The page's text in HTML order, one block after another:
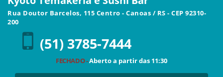
Rua Doutor Barcelos, 115 Centro - Canoas / RS - CEP 92310-
200
(51) 3785-7444
FECHADO -Aberto a partir das 11:30